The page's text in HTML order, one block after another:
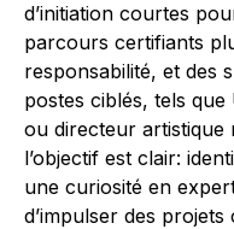
d’initiation courtes
parcours certifiants
responsabilité, et des
postes ciblés, tels
ou directeur artistique
l’objectif est clair:
une curiosité en
d’impulser des